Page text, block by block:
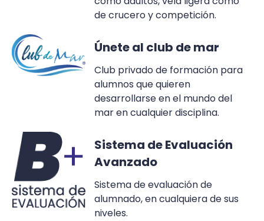
de crucero y competición.
Únete al club de mar
Club privado de formación para
alumnos que quieren
desarrollarse en el mundo del
mar en cualquier disciplina.
Sistema de Evaluación
Avanzado
Sistema de evaluación de
alumnado, en cualquiera de sus
niveles.